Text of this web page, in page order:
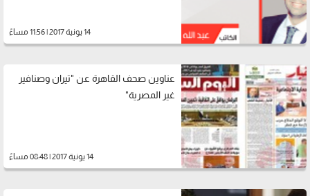
14 يونية 2017 | 11:56 مساءً
عناوين صحف القاهرة عن "تيران وصنافير
غير المصرية"
14 يونية 2017 | 08:48 مساءً